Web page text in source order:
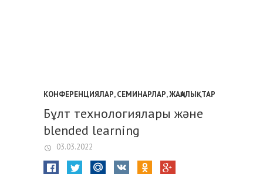
КОНФЕРЕНЦИЯЛАР, СЕМИНАРЛАР,ЖАҢАЛЫҚТАР
Бұлт технологиялары және
blended learning
03.03.2022